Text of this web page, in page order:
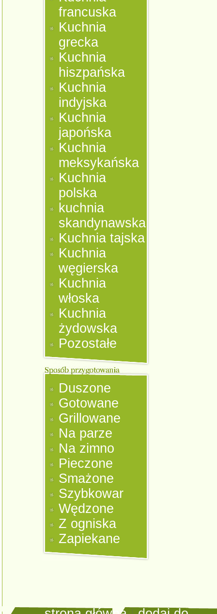
francuska
Kuchnia
grecka
Kuchnia
hiszpańska
Kuchnia
indyjska
Kuchnia
japońska
Kuchnia
meksykańska
Kuchnia
polska
kuchnia
skandynawska
Kuchnia tajska
Kuchnia
węgierska
Kuchnia
włoska
Kuchnia
żydowska
Pozostałe
Duszone
Gotowane
Grillowane
Na parze
Na zimno
Pieczone
Smażone
Szybkowar
Wędzone
Z ogniska
Zapiekane